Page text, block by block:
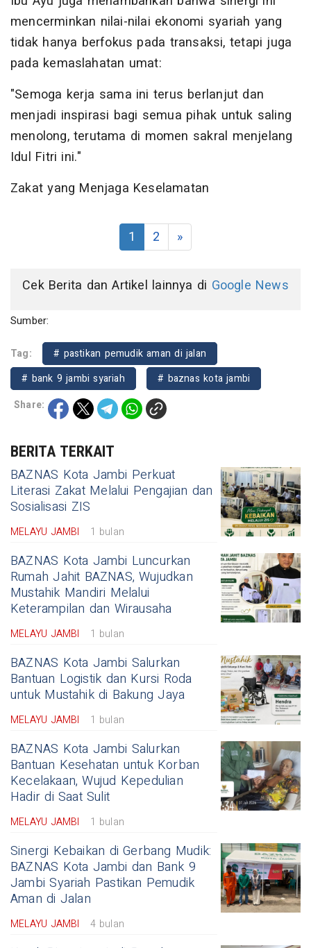
mencerminkan nilai-nilai ekonomi syariah yang
tidak hanya berfokus pada transaksi, tetapi juga
pada kemaslahatan umat:
"Semoga kerja sama ini terus berlanjut dan
menjadi inspirasi bagi semua pihak untuk saling
menolong, terutama di momen sakral menjelang
Idul Fitri ini."
Zakat yang Menjaga Keselamatan
1 2 »
Cek Berita dan Artikel lainnya di Google News
Sumber:
Tag:
# pastikan pemudik aman di jalan
# bank 9 jambi syariah
# baznas kota jambi
Share:
BERITA TERKAIT
BAZNAS Kota Jambi Perkuat
Literasi Zakat Melalui Pengajian dan
Sosialisasi ZIS
MELAYU JAMBI 1 bulan
BAZNAS Kota Jambi Luncurkan
Rumah Jahit BAZNAS, Wujudkan
Mustahik Mandiri Melalui
Keterampilan dan Wirausaha
MELAYU JAMBI 1 bulan
BAZNAS Kota Jambi Salurkan
Bantuan Logistik dan Kursi Roda
untuk Mustahik di Bakung Jaya
MELAYU JAMBI 1 bulan
BAZNAS Kota Jambi Salurkan
Bantuan Kesehatan untuk Korban
Kecelakaan, Wujud Kepedulian
Hadir di Saat Sulit
MELAYU JAMBI 1 bulan
Sinergi Kebaikan di Gerbang Mudik:
BAZNAS Kota Jambi dan Bank 9
Jambi Syariah Pastikan Pemudik
Aman di Jalan
MELAYU JAMBI 4 bulan